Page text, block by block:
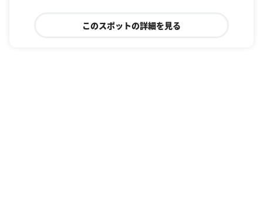
このスポットの詳細を見る